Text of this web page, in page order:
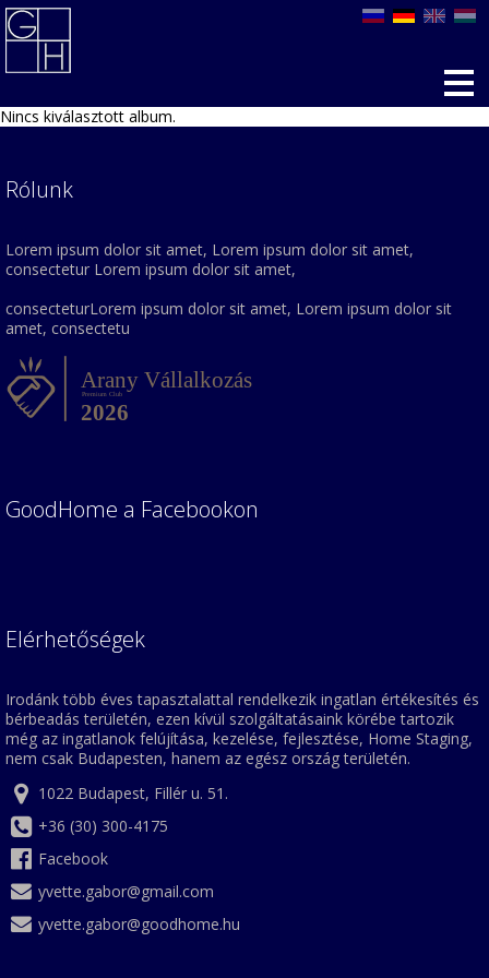
Nincs kiválasztott album.
Rólunk
Lorem ipsum dolor sit amet, Lorem ipsum dolor sit amet,
consectetur Lorem ipsum dolor sit amet,
consecteturLorem ipsum dolor sit amet, Lorem ipsum dolor sit
amet, consectetu
GoodHome a Facebookon
Elérhetőségek
Irodánk több éves tapasztalattal rendelkezik ingatlan értékesítés és
bérbeadás területén, ezen kívül szolgáltatásaink körébe tartozik
még az ingatlanok felújítása, kezelése, fejlesztése, Home Staging,
nem csak Budapesten, hanem az egész ország területén.
1022 Budapest, Fillér u. 51.
+36 (30) 300-4175
Facebook
yvette.gabor@gmail.com
yvette.gabor@goodhome.hu